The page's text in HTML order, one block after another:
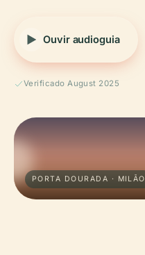
Ouvir audioguia
Verificado August 2025
PORTA DOURADA · MILÃO